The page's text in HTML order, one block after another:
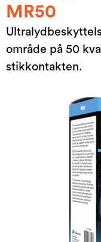
MR50
område på 50
stikkontakten.